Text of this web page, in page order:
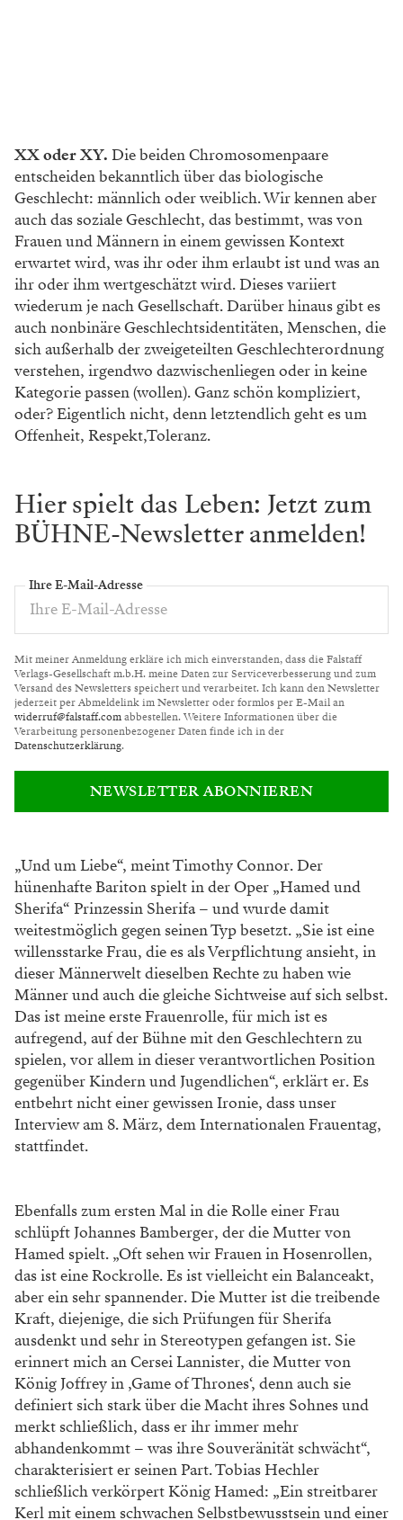
XX oder XY. Die beiden Chromosomenpaare
entscheiden bekanntlich über das biologische
Geschlecht: männlich oder weiblich. Wir kennen aber
auch das soziale Geschlecht, das bestimmt, was von
Frauen und Männern in einem gewissen Kontext
erwartet wird, was ihr oder ihm erlaubt ist und was an
ihr oder ihm wertgeschätzt wird. Dieses variiert
wiederum je nach Gesellschaft. Darüber hinaus gibt es
auch nonbinäre Geschlechtsidentitäten, Menschen, die
sich außerhalb der zweigeteilten Geschlechterordnung
verstehen, irgendwo dazwischenliegen oder in keine
Kategorie passen (wollen). Ganz schön kompliziert,
oder? Eigentlich nicht, denn letztendlich geht es um
Offenheit, Respekt,Toleranz.
Hier spielt das Leben: Jetzt zum
BÜHNE-Newsletter anmelden!
Ihre E-Mail-Adresse
Mit meiner Anmeldung erkläre ich mich einverstanden, dass die Falstaff
Verlags-Gesellschaft m.b.H. meine Daten zur Serviceverbesserung und zum
Versand des Newsletters speichert und verarbeitet. Ich kann den Newsletter
jederzeit per Abmeldelink im Newsletter oder formlos per E-Mail an
widerruf@falstaff.comabbestellen. Weitere Informationen über die
Verarbeitung personenbezogener Daten finde ich in der
Datenschutzerklärung.
NEWSLETTER ABONNIEREN
„Und um Liebe“, meint Timothy Connor. Der
hünenhafte Bariton spielt in der Oper „Hamed und
Sherifa“ Prinzessin Sherifa – und wurde damit
weitestmöglich gegen seinen Typ besetzt. „Sie ist eine
willensstarke Frau, die es als Verpflichtung ansieht, in
dieser Männerwelt dieselben Rechte zu haben wie
Männer und auch die gleiche Sichtweise auf sich selbst.
Das ist meine erste Frauenrolle, für mich ist es
aufregend, auf der Bühne mit den Geschlechtern zu
spielen, vor allem in dieser verantwortlichen Position
gegenüber Kindern und Jugendlichen“, erklärt er. Es
entbehrt nicht einer gewissen Ironie, dass unser
Interview am 8. März, dem Internationalen Frauentag,
stattfindet.
Ebenfalls zum ersten Mal in die Rolle einer Frau
schlüpft Johannes Bamberger, der die Mutter von
Hamed spielt. „Oft sehen wir Frauen in Hosenrollen,
das ist eine Rockrolle. Es ist vielleicht ein Balanceakt,
aber ein sehr spannender. Die Mutter ist die treibende
Kraft, diejenige, die sich Prüfungen für Sherifa
ausdenkt und sehr in Stereotypen gefangen ist. Sie
erinnert mich an Cersei Lannister, die Mutter von
König Joffrey in ‚Game of Thrones‘, denn auch sie
definiert sich stark über die Macht ihres Sohnes und
merkt schließlich, dass er ihr immer mehr
abhandenkommt – was ihre Souveränität schwächt“,
charakterisiert er seinen Part. Tobias Hechler
schließlich verkörpert König Hamed: „Ein streitbarer
Kerl mit einem schwachen Selbstbewusstsein und einer